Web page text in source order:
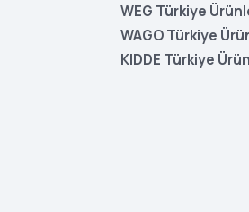
WEG Türkiye
WAGO Türkiye
KIDDE Türkiye